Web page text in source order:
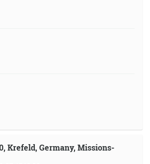
Krefeld, Germany, Missions-